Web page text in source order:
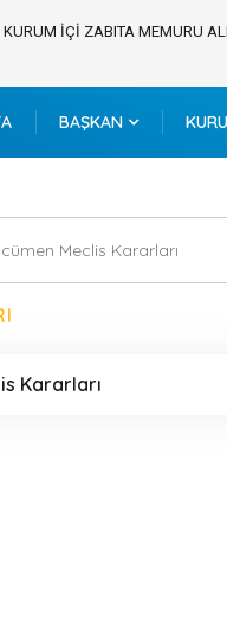
KURUM İÇİ ZABITA MEMURU
BAŞKAN
Meclis Kararları
Kararları